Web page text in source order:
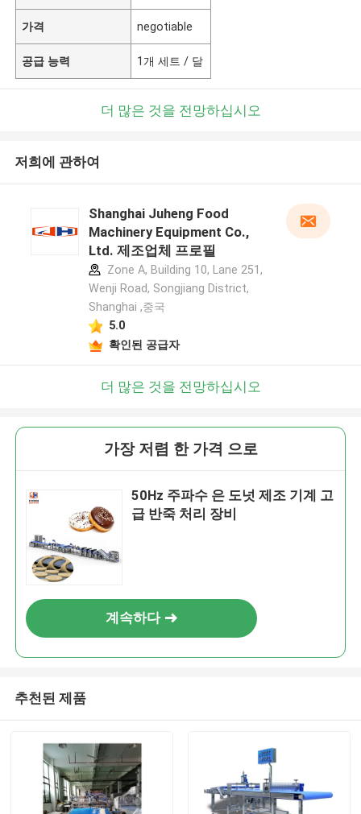
가격 negotiable
공급 능력 1개 세트 / 달
더 많은 것을 전망하십시오
저희에 관하여
Shanghai Juheng Food
Machinery Equipment Co.,
Ltd. 제조업체 프로필
Zone A, Building 10, Lane 251,
Wenji Road, Songjiang District,
Shanghai ,중국
5.0
확인된 공급자
더 많은 것을 전망하십시오
가장 저렴 한 가격 으로
50Hz 주파수 은 도넛 제조 기계 고
급 반죽 처리 장비
계속하다
추천된 제품